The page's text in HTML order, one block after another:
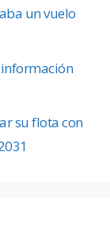
un vuelo
información
su flota con